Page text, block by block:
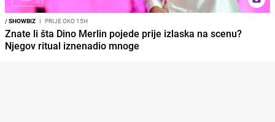
/SHOWBIZ I PRIJE OKO 15H
Znate li šta Dino Merlin pojede prije izlaska na scenu?
Njegov ritual iznenadio mnoge